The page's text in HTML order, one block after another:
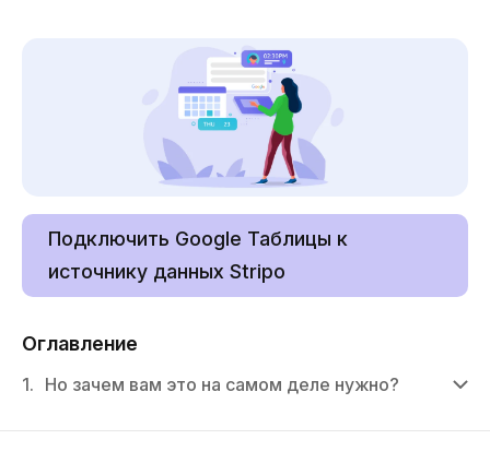
Подключить Google Таблицы к
источнику данных Stripo
Оглавление
1. Но зачем вам это на самом деле нужно?